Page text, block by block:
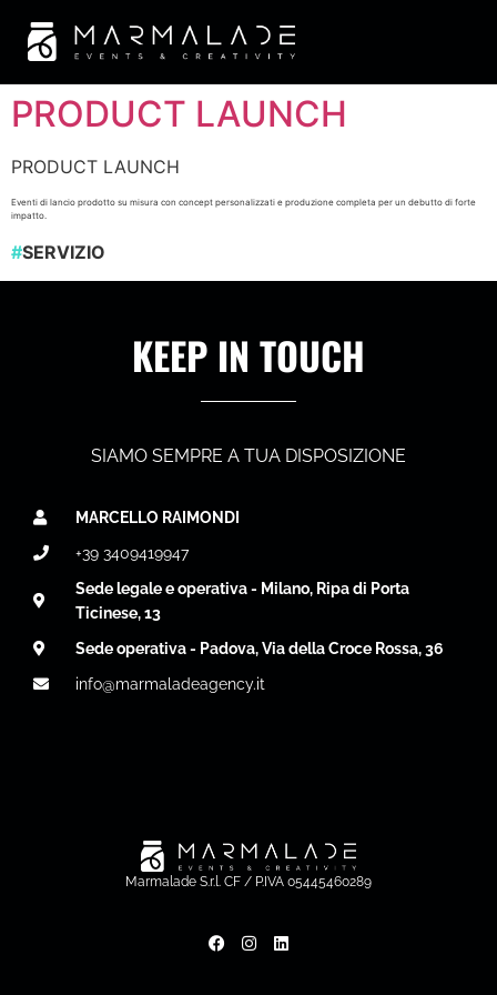
PRODUCT LAUNCH
PRODUCT LAUNCH
Eventi di lancio prodotto su misura con concept personalizzati e produzione completa per un debutto di forte
impatto.
#SERVIZIO
KEEP IN TOUCH
SIAMO SEMPRE A TUA DISPOSIZIONE
MARCELLO RAIMONDI
+39 3409419947
Sede legale e operativa - Milano, Ripa di Porta
Ticinese, 13
Sede operativa - Padova, Via della Croce Rossa, 36
info@marmaladeagency.it
Marmalade S.r.l. CF / P.IVA 05445460289